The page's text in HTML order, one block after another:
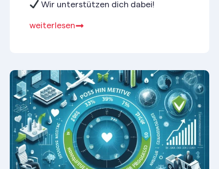
Wir unterstützen dich dabei!
weiterlesen